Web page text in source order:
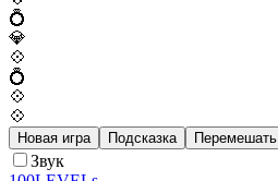
💍
💎
💠
💍
💠
💠
Новая игра Подсказка Перемешать
Звук